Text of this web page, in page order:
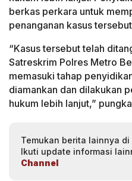
berkas perkara untuk
penanganan kasus
“Kasus tersebut telah
Satreskrim Polres Metro
memasuki tahap
diamankan dan dilakukan
hukum lebih lanjut,”
Temukan berita lainnya di
Ikuti update informasi
Channel